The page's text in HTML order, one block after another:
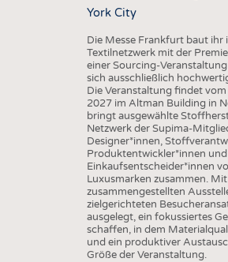
York City
Die Messe Frankfurt baut ihr
Textilnetzwerk mit der
einer Sourcing-
sich ausschließlich
Die Veranstaltung findet vom
2027 im Altman Building in
bringt ausgewählte
Netzwerk der Supima-
Designer*innen,
Produktentwickler*innen und
Einkaufsentscheider*innen
Luxusmarken zusammen.
zusammengestellten
zielgerichteten
ausgelegt, ein fokussiertes
schaffen, in dem
und ein produktiver
Größe der Veranstaltung.